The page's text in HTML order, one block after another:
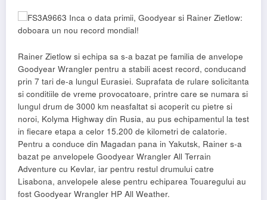
Rainer Zietlow si echipa sa s-a bazat pe familia de anvelope
Goodyear Wrangler pentru a stabili acest record, conducand
prin 7 tari de-a lungul Eurasiei. Suprafata de rulare solicitanta
si conditiile de vreme provocatoare, printre care se numara si
lungul drum de 3000 km neasfaltat si acoperit cu pietre si
noroi, Kolyma Highway din Rusia, au pus echipamentul la test
in fiecare etapa a celor 15.200 de kilometri de calatorie.
Pentru a conduce din Magadan pana in Yakutsk, Rainer s-a
bazat pe anvelopele Goodyear Wrangler All Terrain
Adventure cu Kevlar, iar pentru restul drumului catre
Lisabona, anvelopele alese pentru echiparea Touaregului au
fost Goodyear Wrangler HP All Weather.